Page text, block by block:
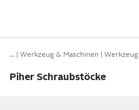
… Werkzeug & Maschinen Werkzeug
Piher Schraubstöcke